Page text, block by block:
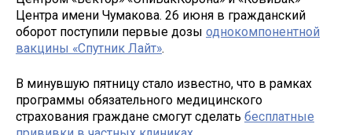
Центра имени Чумакова. 26 июня в гражданский
оборот поступили первые дозы однокомпонентной
вакцины «Спутник Лайт».
В минувшую пятницу стало известно, что в рамках
программы обязательного медицинского
страхования граждане смогут сделать бесплатные